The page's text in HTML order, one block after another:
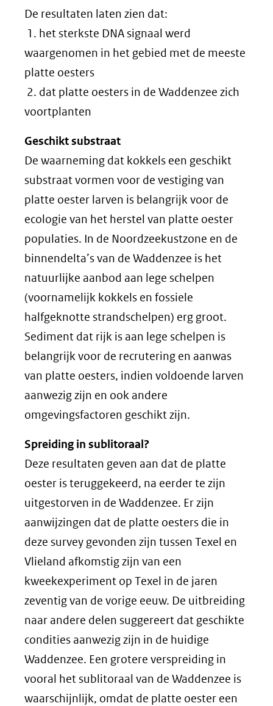
De resultaten laten zien dat:
1. het sterkste DNA signaal werd
waargenomen in het gebied met de meeste
platte oesters
2. dat platte oesters in de Waddenzee zich
voortplanten
Geschikt substraat
De waarneming dat kokkels een geschikt
substraat vormen voor de vestiging van
platte oester larven is belangrijk voor de
ecologie van het herstel van platte oester
populaties. In de Noordzeekustzone en de
binnendelta’s van de Waddenzee is het
natuurlijke aanbod aan lege schelpen
(voornamelijk kokkels en fossiele
halfgeknotte strandschelpen) erg groot.
Sediment dat rijk is aan lege schelpen is
belangrijk voor de recrutering en aanwas
van platte oesters, indien voldoende larven
aanwezig zijn en ook andere
omgevingsfactoren geschikt zijn.
Spreiding in sublitoraal?
Deze resultaten geven aan dat de platte
oester is teruggekeerd, na eerder te zijn
uitgestorven in de Waddenzee. Er zijn
aanwijzingen dat de platte oesters die in
deze survey gevonden zijn tussen Texel en
Vlieland afkomstig zijn van een
kweekexperiment op Texel in de jaren
zeventig van de vorige eeuw. De uitbreiding
naar andere delen suggereert dat geschikte
condities aanwezig zijn in de huidige
Waddenzee. Een grotere verspreiding in
vooral het sublitoraal van de Waddenzee is
waarschijnlijk, omdat de platte oester een